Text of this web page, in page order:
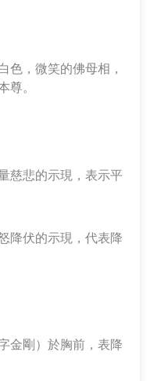
色，微笑的佛母相，
尊。
慈悲的示現，表示平
降伏的示現，代表降
金剛）於胸前，表降